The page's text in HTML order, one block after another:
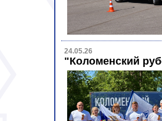
24.05.26
"Коломенский